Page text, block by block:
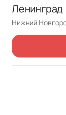
Ленинград